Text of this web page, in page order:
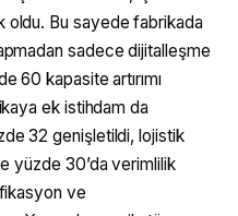
oldu. Bu sayede fabrikada
sadece dijitalleşme
60 kapasite artırımı
ek istihdam da
32 genişletildi, lojistik
yüzde 30’da verimlilik
ve